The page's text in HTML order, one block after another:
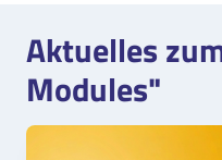
Aktuelles
Modules"